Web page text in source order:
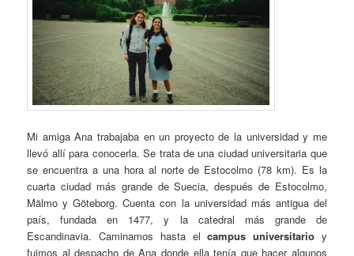
Mi amiga Ana trabajaba en un proyecto de la universidad y me
llevó allí para conocerla. Se trata de una ciudad universitaria que
se encuentra a una hora al norte de Estocolmo (78 km). Es la
cuarta ciudad más grande de Suecia, después de Estocolmo,
Mälmo y Göteborg. Cuenta con la universidad más antigua del
país, fundada en 1477, y la catedral más grande de
Escandinavia. Caminamos hasta elcampus universitario y
fuimos al despacho de Ana donde ella tenía que hacer algunos